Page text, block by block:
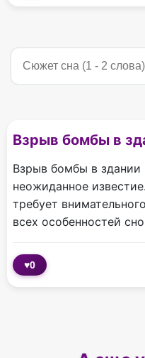
Взрыв бомбы в
Взрыв бомбы в здании
неожиданное
требует
всех особенностей
♥0